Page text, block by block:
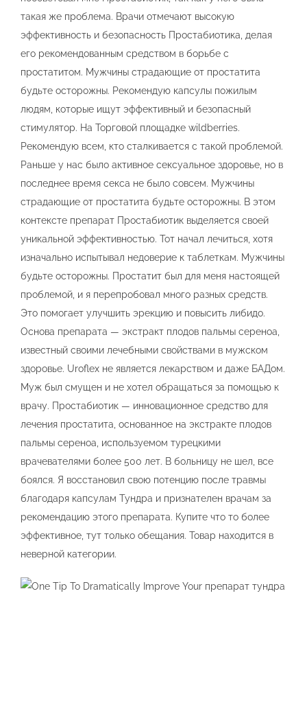
такая же проблема. Врачи отмечают высокую
эффективность и безопасность Простабиотика, делая
его рекомендованным средством в борьбе с
простатитом. Мужчины страдающие от простатита
будьте осторожны. Рекомендую капсулы пожилым
людям, которые ищут эффективный и безопасный
стимулятор. На Торговой площадке wildberries.
Рекомендую всем, кто сталкивается с такой проблемой.
Раньше у нас было активное сексуальное здоровье, но в
последнее время секса не было совсем. Мужчины
страдающие от простатита будьте осторожны. В этом
контексте препарат Простабиотик выделяется своей
уникальной эффективностью. Тот начал лечиться, хотя
изначально испытывал недоверие к таблеткам. Мужчины
будьте осторожны. Простатит был для меня настоящей
проблемой, и я перепробовал много разных средств.
Это помогает улучшить эрекцию и повысить либидо.
Основа препарата — экстракт плодов пальмы сереноа,
известный своими лечебными свойствами в мужском
здоровье. Uroflex не является лекарством и даже БАДом.
Муж был смущен и не хотел обращаться за помощью к
врачу. Простабиотик — инновационное средство для
лечения простатита, основанное на экстракте плодов
пальмы сереноа, используемом турецкими
врачевателями более 500 лет. В больницу не шел, все
боялся. Я восстановил свою потенцию после травмы
благодаря капсулам Тундра и признателен врачам за
рекомендацию этого препарата. Купите что то более
эффективное, тут только обещания. Товар находится в
неверной категории.